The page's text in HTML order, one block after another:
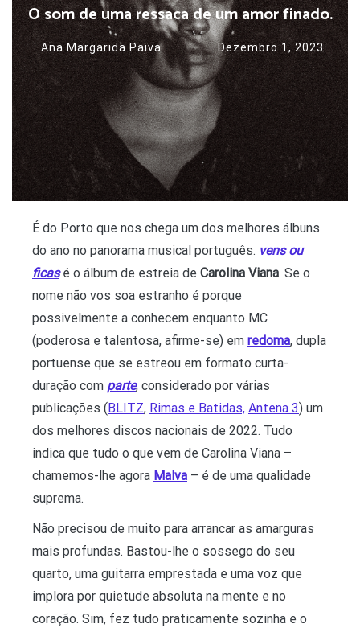
O som de uma ressaca de um amor finado.
Ana Margarida Paiva Dezembro 1, 2023
É do Porto que nos chega um dos melhores álbuns
do ano no panorama musical português. vens ou
ficas é o álbum de estreia de Carolina Viana. Se o
nome não vos soa estranho é porque
possivelmente a conhecem enquanto MC
(poderosa e talentosa, afirme-se) em redoma, dupla
portuense que se estreou em formato curta-
duração com parte, considerado por várias
publicações (BLITZ, Rimas e Batidas, Antena 3) um
dos melhores discos nacionais de 2022. Tudo
indica que tudo o que vem de Carolina Viana –
chamemos-lhe agora Malva – é de uma qualidade
suprema.
Não precisou de muito para arrancar as amarguras
mais profundas. Bastou-lhe o sossego do seu
quarto, uma guitarra emprestada e uma voz que
implora por quietude absoluta na mente e no
coração. Sim, fez tudo praticamente sozinha e o